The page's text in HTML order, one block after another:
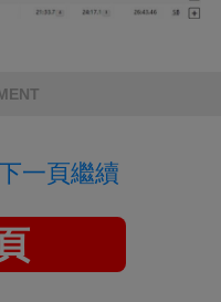
一頁繼續